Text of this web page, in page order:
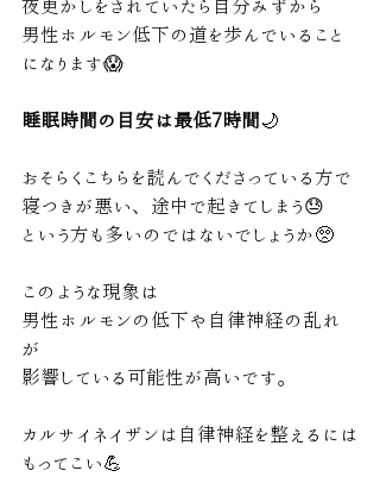
夜更かしをされていたら自分みずから
男性ホルモン低下の道を歩んでいること
になります😱
睡眠時間の目安は最低7時間🌙
おそらくこちらを読んでくださっている方で
寝つきが悪い、途中で起きてしまう😓
という方も多いのではないでしょうか🥺
このような現象は
男性ホルモンの低下や自律神経の乱れ
が
影響している可能性が高いです。
カルサイネイザンは自律神経を整えるには
もってこい💪